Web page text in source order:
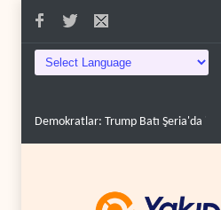
Demokratlar: Trump Batı Şeria'da